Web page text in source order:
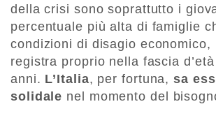
della crisi sono soprattutto i
percentuale più alta di famiglie
condizioni di disagio economico,
registra proprio nella fascia
anni. L’Italia, per fortuna,sa
solidale nel momento del